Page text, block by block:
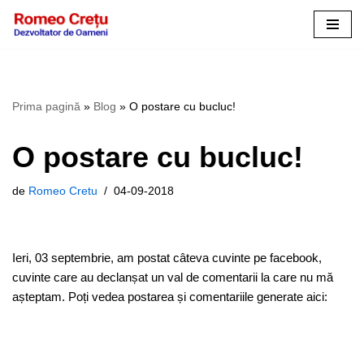
Prima pagină » Blog » O postare cu bucluc!
O postare cu bucluc!
de Romeo Cretu 04-09-2018
Ieri, 03 septembrie, am postat câteva cuvinte pe facebook,
cuvinte care au declanșat un val de comentarii la care nu mă
așteptam. Poți vedea postarea și comentariile generate aici: